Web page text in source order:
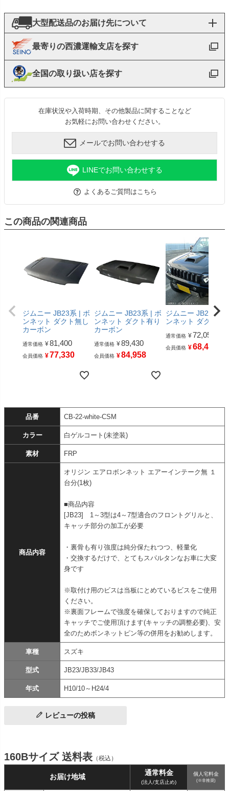
大型配送品のお届け先について
最寄りの西濃運輸支店を探す
全国の取り扱い店を探す
在庫状況や入荷時期、その他製品に関することなど
お気軽にお問い合わせください。
メールでお問い合わせする
LINEでお問い合わせする
よくあるご質問はこちら
この商品の関連商品
ジムニー JB23系 | ボ
ンネット ダクト無し
カーボン
通常価格 ¥81,400
会員価格 ¥77,330
ジムニー JB23系 | ボ
ンネット ダクト有り
カーボン
通常価格 ¥89,430
会員価格 ¥84,958
ジムニー JB23系 |
ンネット ダクト有
通常価格 ¥72,050
会員価格 ¥68,447
品番 CB-22-white-CSM
カラー 白ゲルコート(未塗装)
素材 FRP
商品内容
オリジン エアロボンネット エアーインテーク無 １
台分(1枚)
■商品内容
[JB23] 1～3型は4～7型適合のフロントグリルと、
キャッチ部分の加工が必要
・裏骨も有り強度は純分保たれつつ、軽量化
・交換するだけで、とてもスパルタンなお車に大変
身です
※取付け用のビスは当板にとめているビスをご使用
ください。
※裏面フレームで強度を確保しておりますので純正
キャッチでご使用頂けます(キャッチの調整必要)、安
全のためボンネットピン等の併用をお勧めします。
車種 スズキ
型式 JB23/JB33/JB43
年式 H10/10～H24/4
レビューの投稿
160Bサイズ 送料表 （税込）
お届け地域 通常料金
(法人/支店止め)
個人宅料金
(※非推奨)